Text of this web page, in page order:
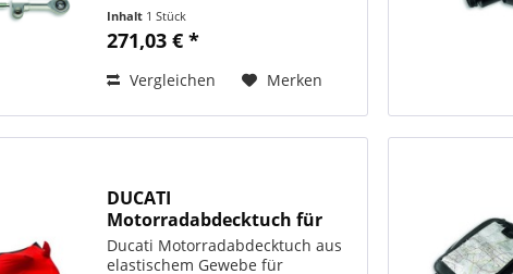
Beschleunigung des Motorrads.
ORIGINAL DUCATI PERFORMANCE
1200...
Inhalt 1 Stück
271,03 € *
Vergleichen Merken
DUCATI
Motorradabdecktuch für
Supersport
Ducati Motorradabdecktuch aus
elastischem Gewebe für